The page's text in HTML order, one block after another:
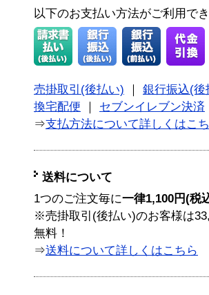
以下のお支払い方法がご利用で
売掛取引(後払い)
銀行振込(後
換宅配便
セブンイレブン決済
⇒支払方法について詳しくはこ
送料について
1つのご注文毎に一律1,100円(税
※売掛取引(後払い)のお客様は
無料！
⇒送料について詳しくはこちら